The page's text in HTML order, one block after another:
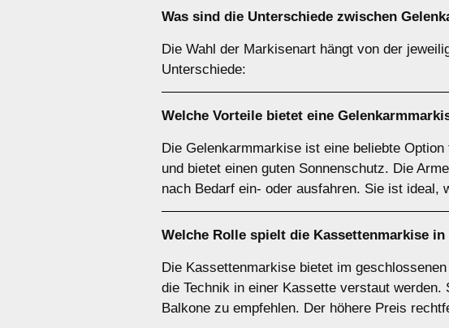
Was sind die Unterschiede zwischen
Die Wahl der Markisenart hängt von der
Unterschiede:
Welche Vorteile bietet eine
Die Gelenkarmmarkise ist eine beliebte
und bietet einen guten Sonnenschutz. Die
nach Bedarf ein- oder ausfahren. Sie ist ideal,
Welche Rolle spielt die Kassettenmarkise in
Die Kassettenmarkise bietet im
die Technik in einer Kassette verstaut
Balkone zu empfehlen. Der höhere Preis